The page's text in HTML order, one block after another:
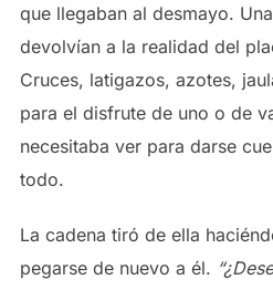
que llegaban al desmayo.
devolvían a la realidad del
Cruces, latigazos, azotes,
para el disfrute de uno o de
necesitaba ver para darse
todo.
La cadena tiró de ella
pegarse de nuevo a él.